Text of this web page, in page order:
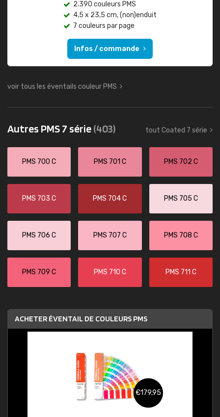
2.390 couleurs PMS
4,5 x 23,5 cm, (non)enduit
7 couleurs par page
Infos / commande
voir tous les éventails couleur PMS
Autres PMS 7 série(403) tout Coated 7 série
PMS 700 C PMS 701 C PMS 702 C
PMS 703 C PMS 704 C PMS 705 C
PMS 706 C PMS 707 C PMS 708 C
PMS 709 C PMS 710 C PMS 711 C
ACHETER ÉVENTAIL DE COULEURS PMS
€179,95